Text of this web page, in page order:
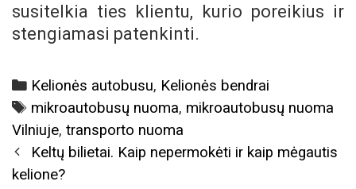
susitelkia ties klientu, kurio poreikius ir
stengiamasi patenkinti.
Categories
Kelionės autobusu, Kelionės bendrai
Tags
mikroautobusų nuoma, mikroautobusų nuoma
Vilniuje, transporto nuoma
Post
navigation
Keltų bilietai. Kaip nepermokėti ir kaip mėgautis
kelione?